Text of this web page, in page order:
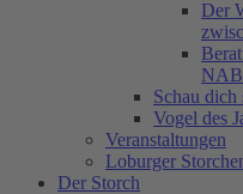
Der
Schau
Vogel des
Veranstaltungen
Loburger
Der Storch